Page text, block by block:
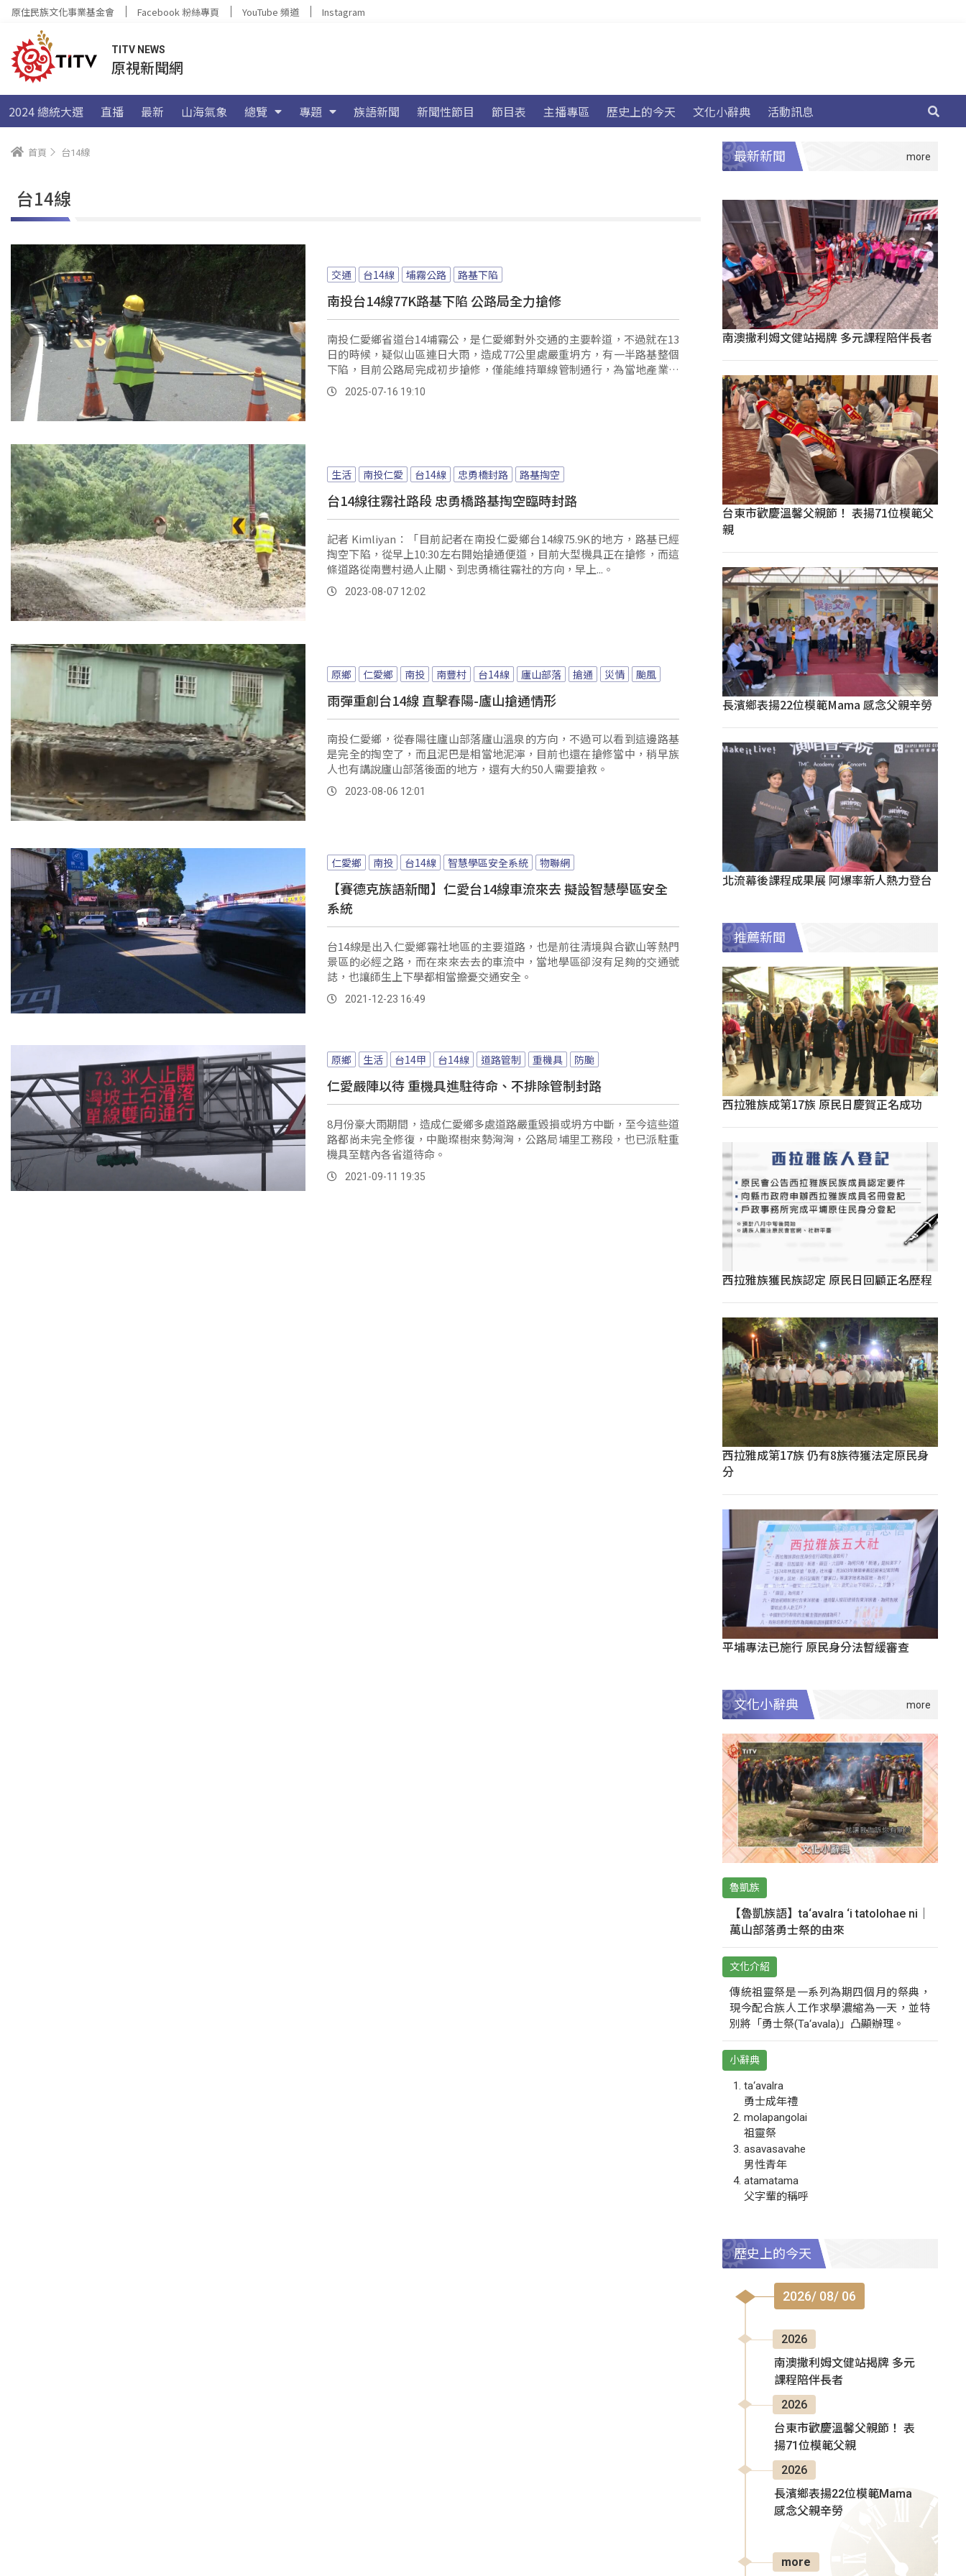
原住民族文化事業基金會 Facebook 粉絲專頁 YouTube 頻道 Instagram
TITV NEWS
原視新聞網
2024 總統大選 直播 最新 山海氣象 總覽 專題 族語新聞 新聞性節目 節目表 主播專區 歷史上的今天 文化小辭典 活動訊息
首頁 台14線
台14線
交通 台14線 埔霧公路 路基下陷
南投台14線77K路基下陷 公路局全力搶修
南投仁愛鄉省道台14埔霧公，是仁愛鄉對外交通的主要幹道，不過就在13
日的時候，疑似山區連日大雨，造成77公里處嚴重坍方，有一半路基整個
下陷，目前公路局完成初步搶修，僅能維持單線管制通行，為當地產業運
輸甚至暑假旅遊季，都帶來不小衝擊。
2025-07-16 19:10
生活 南投仁愛 台14線 忠勇橋封路 路基掏空
台14線往霧社路段 忠勇橋路基掏空臨時封路
記者 Kimliyan：「目前記者在南投仁愛鄉台14線75.9K的地方，路基已經
掏空下陷，從早上10:30左右開始搶通便道，目前大型機具正在搶修，而這
條道路從南豐村過人止關、到忠勇橋往霧社的方向，早上...。
2023-08-07 12:02
原鄉 仁愛鄉 南投 南豐村 台14線 廬山部落 搶通 災情 颱風
雨彈重創台14線 直擊春陽-廬山搶通情形
南投仁愛鄉，從春陽往廬山部落廬山溫泉的方向，不過可以看到這邊路基
是完全的掏空了，而且泥巴是相當地泥濘，目前也還在搶修當中，稍早族
人也有講說廬山部落後面的地方，還有大約50人需要搶救。
2023-08-06 12:01
仁愛鄉 南投 台14線 智慧學區安全系統 物聯網
【賽德克族語新聞】仁愛台14線車流來去 擬設智慧學區安全
系統
台14線是出入仁愛鄉霧社地區的主要道路，也是前往清境與合歡山等熱門
景區的必經之路，而在來來去去的車流中，當地學區卻沒有足夠的交通號
誌，也讓師生上下學都相當擔憂交通安全。
2021-12-23 16:49
原鄉 生活 台14甲 台14線 道路管制 重機具 防颱
仁愛嚴陣以待 重機具進駐待命、不排除管制封路
8月份豪大雨期間，造成仁愛鄉多處道路嚴重毀損或坍方中斷，至今這些道
路都尚未完全修復，中颱璨樹來勢洶洶，公路局埔里工務段，也已派駐重
機具至轄內各省道待命。
2021-09-11 19:35
最新新聞
南澳撒利姆文健站揭牌 多元課程陪伴長者
台東市歡慶溫馨父親節！ 表揚71位模範父
親
長濱鄉表揚22位模範Mama 感念父親辛勞
北流幕後課程成果展 阿爆率新人熱力登台
推薦新聞
西拉雅族成第17族 原民日慶賀正名成功
西拉雅族獲民族認定 原民日回顧正名歷程
西拉雅成第17族 仍有8族待獲法定原民身
分
平埔專法已施行 原民身分法暫緩審查
文化小辭典
魯凱族
【魯凱族語】ta‘avalra ‘i tatolohae ni｜
萬山部落勇士祭的由來
文化介紹
傳統祖靈祭是一系列為期四個月的祭典，
現今配合族人工作求學濃縮為一天，並特
別將「勇士祭(Ta‘avala)」凸顯辦理。
小辭典
ta‘avalra
勇士成年禮
molapangolai
祖靈祭
asavasavahe
男性青年
atamatama
父字輩的稱呼
歷史上的今天
2026/ 08/ 06
2026
南澳撒利姆文健站揭牌 多元
課程陪伴長者
2026
台東市歡慶溫馨父親節！ 表
揚71位模範父親
2026
長濱鄉表揚22位模範Mama
感念父親辛勞
more